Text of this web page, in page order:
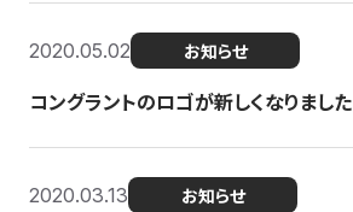
2020.05.02 お知らせ
コングラントのロゴが新しくなりました
2020.03.13 お知らせ